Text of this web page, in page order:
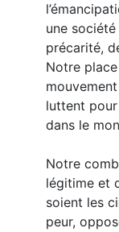
une
précarité,
Notre
luttent
dans le
Notre
légitime et
soient les
peur,